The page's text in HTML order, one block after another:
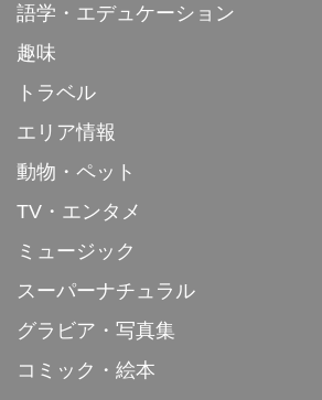
語学・エデュケーション
趣味
トラベル
エリア情報
動物・ペット
TV・エンタメ
ミュージック
スーパーナチュラル
グラビア・写真集
コミック・絵本